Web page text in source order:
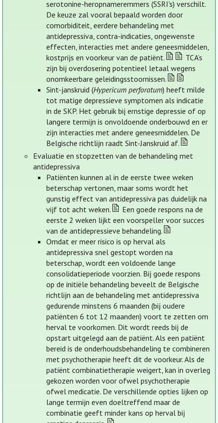
serotonine-heropnameremmers (SSRI's) verschilt.
De keuze zal vooral bepaald worden door
comorbiditeit, eerdere behandeling met
antidepressiva, contra-indicaties, ongewenste
effecten, interacties met andere geneesmiddelen,
kostprijs en voorkeur van de patiënt.
TCA’s
zijn bij overdosering potentieel letaal wegens
onomkeerbare geleidingsstoornissen.
Sint-janskruid (Hypericum perforatum) heeft milde
tot matige depressieve symptomen als indicatie
in de SKP. Het gebruik bij ernstige depressie of op
langere termijn is onvoldoende onderbouwd en er
zijn interacties met andere geneesmiddelen. De
Belgische richtlijn raadt Sint-Janskruid af.
Evaluatie en stopzetten van de behandeling met
antidepressiva
Patiënten kunnen al in de eerste twee weken
beterschap vertonen, maar soms wordt het
gunstig effect van antidepressiva pas duidelijk na
vijf tot acht weken.
Een goede respons na de
eerste 2 weken lijkt een voorspeller voor succes
van de antidepressieve behandeling.
Omdat er meer risico is op herval als
antidepressiva snel gestopt worden na
beterschap, wordt een voldoende lange
consolidatieperiode voorzien. Bij goede respons
op de initiële behandeling beveelt de Belgische
richtlijn aan de behandeling met antidepressiva
gedurende minstens 6 maanden (bij oudere
patiënten 6 tot 12 maanden) voort te zetten om
herval te voorkomen. Dit wordt reeds bij de
opstart uitgelegd aan de patiënt. Als een patiënt
bereid is de onderhoudsbehandeling te combineren
met psychotherapie heeft dit de voorkeur. Als de
patiënt combinatietherapie weigert, kan in overleg
gekozen worden voor ofwel psychotherapie
ofwel medicatie. De verschillende opties lijken op
lange termijn even doeltreffend maar de
combinatie geeft minder kans op herval bij